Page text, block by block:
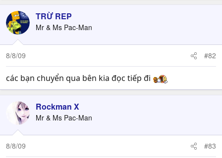
TRỪ REP
Mr & Ms Pac-Man
8/8/09 #82
các bạn chuyển qua bên kia đọc tiếp đi
Rockman X
Mr & Ms Pac-Man
8/8/09 #83